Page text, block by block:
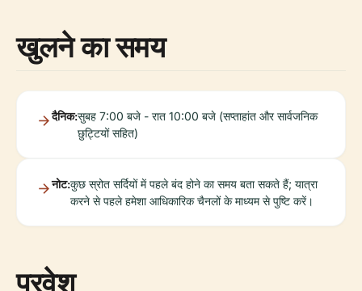
खुलने का समय
दैनिक:सुबह 7:00 बजे - रात 10:00 बजे (सप्ताहांत और सार्वजनिक
छुट्टियों सहित)
नोट:कुछ स्रोत सर्दियों में पहले बंद होने का समय बता सकते हैं; यात्रा
करने से पहले हमेशा आधिकारिक चैनलों के माध्यम से पुष्टि करें।
प्रवेश